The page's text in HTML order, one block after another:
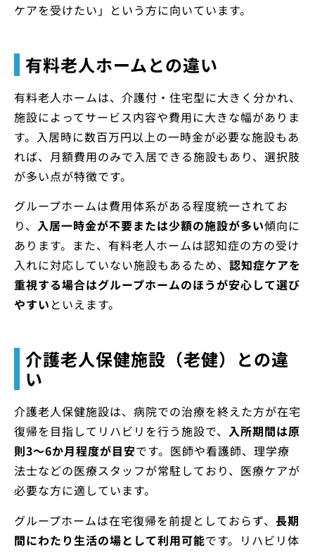
ケアを受けたい」という方に向いています。
有料老人ホームとの違い
有料老人ホームは、介護付・住宅型に大きく分かれ、
施設によってサービス内容や費用に大きな幅がありま
す。入居時に数百万円以上の一時金が必要な施設もあ
れば、月額費用のみで入居できる施設もあり、選択肢
が多い点が特徴です。
グループホームは費用体系がある程度統一されてお
り、 入居一時金が不要または少額の施設が多い傾向に
あります。また、有料老人ホームは認知症の方の受け
入れに対応していない施設もあるため、 認知症ケアを
重視する場合はグループホームのほうが安心して選び
やすい といえます。
介護老人保健施設（老健）との違
い
介護老人保健施設は、病院での治療を終えた方が在宅
復帰を目指してリハビリを行う施設で、 入所期間は原
則3〜6か月程度が目安です。医師や看護師、理学療
法士などの医療スタッフが常駐しており、医療ケアが
必要な方に適しています。
グループホームは在宅復帰を前提としておらず、 長期
間にわたり生活の場として利用可能です。リハビリ体